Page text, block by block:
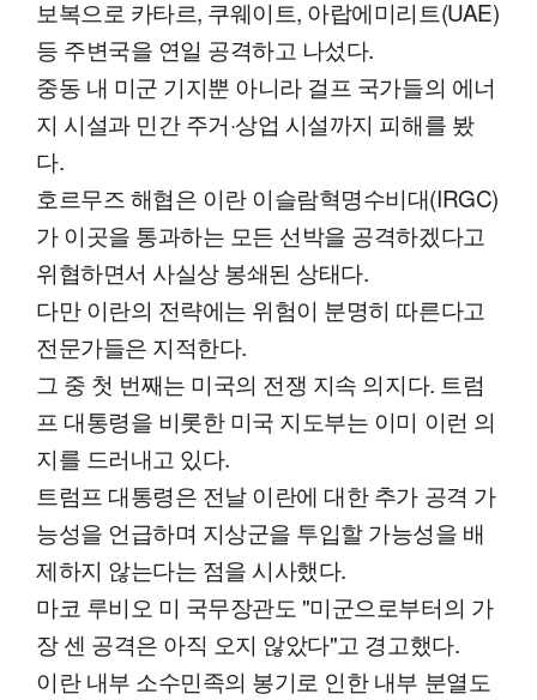
보복으로 카타르, 쿠웨이트, 아랍에미리트(UAE)
등 주변국을 연일 공격하고 나섰다.
중동 내 미군 기지뿐 아니라 걸프 국가들의 에너
지 시설과 민간 주거·상업 시설까지 피해를 봤
다.
호르무즈 해협은 이란 이슬람혁명수비대(IRGC)
가 이곳을 통과하는 모든 선박을 공격하겠다고
위협하면서 사실상 봉쇄된 상태다.
다만 이란의 전략에는 위험이 분명히 따른다고
전문가들은 지적한다.
그 중 첫 번째는 미국의 전쟁 지속 의지다. 트럼
프 대통령을 비롯한 미국 지도부는 이미 이런 의
지를 드러내고 있다.
트럼프 대통령은 전날 이란에 대한 추가 공격 가
능성을 언급하며 지상군을 투입할 가능성을 배
제하지 않는다는 점을 시사했다.
마코 루비오 미 국무장관도 "미군으로부터의 가
장 센 공격은 아직 오지 않았다"고 경고했다.
이란 내부 소수민족의 봉기로 인한 내부 분열도